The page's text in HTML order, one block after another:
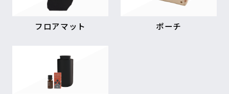
フロアマット ポーチ